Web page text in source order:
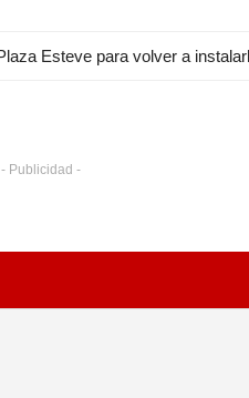
- Publicidad -